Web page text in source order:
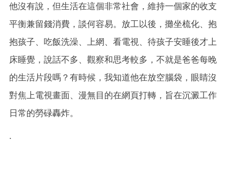
他沒有說，但生活在這個非常社會，維持一個家的收支
平衡兼留錢消費，談何容易。放工以後，攤坐梳化、抱
抱孩子、吃飯洗澡、上網、看電視、待孩子安睡後才上
床睡覺，說話不多、觀察和思考較多，不就是爸爸每晚
的生活片段嗎？有時候，我知道他在放空腦袋，眼睛沒
對焦上電視畫面、漫無目的在網頁打轉，旨在沉澱工作
日常的勞碌轟炸。
.